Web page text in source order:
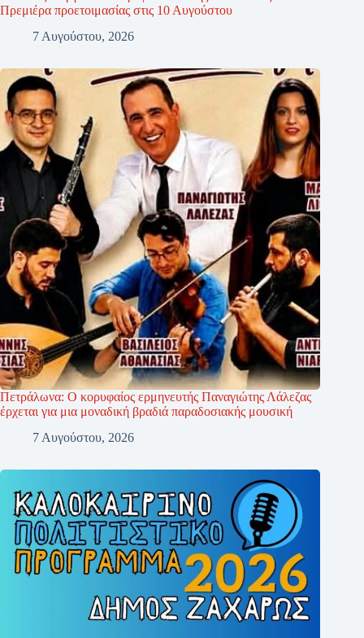
Πρεμιέρα προετοιμασίας στις 10 Αυγούστου
7 Αυγούστου, 2026
Πετράλωνα: Ο κορυφαίος ερμηνευτής Παναγιώτης Λάλεζας
έρχεται για μια μοναδική βραδιά παραδοσιακής μουσική
7 Αυγούστου, 2026